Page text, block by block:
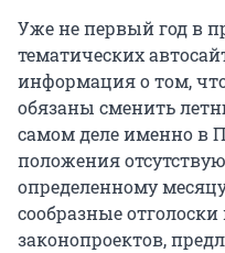
Уже не первый год в
тематических
информация о том,
обязаны сменить
самом деле именно в
положения
определенному
сообразные
законопроектов,